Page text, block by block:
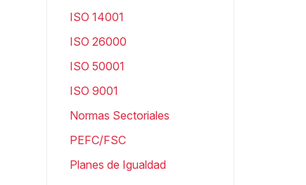
ISO 14001
ISO 26000
ISO 50001
ISO 9001
Normas Sectoriales
PEFC/FSC
Planes de Igualdad